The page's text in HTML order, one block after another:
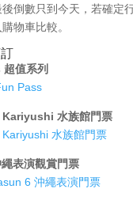
倒數只到今天，若確定
物車比較。
值系列
Pass
Kariyushi 水族館門票
水族館門票
表演觀賞門票
6 沖繩表演門票